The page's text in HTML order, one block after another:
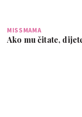
MISSMAMA
Ako mu čitate,